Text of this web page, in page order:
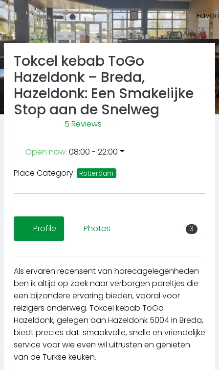
Previous
Tokcel kebab ToGo
Hazeldonk – Breda,
Hazeldonk: Een Smakelijke
Stop aan de Snelweg
5 Reviews
Open now: 08:00 - 22:00
Place Category: Rotterdam
Profile Photos 3
Als ervaren recensent van horecagelegenheden
ben ik altijd op zoek naar verborgen pareltjes die
een bijzondere ervaring bieden, vooral voor
reizigers onderweg. Tokcel kebab ToGo
Hazeldonk, gelegen aan Hazeldonk 5004 in Breda,
biedt precies dat: smaakvolle, snelle en vriendelijke
service voor wie even wil uitrusten en genieten
van de Turkse keuken.